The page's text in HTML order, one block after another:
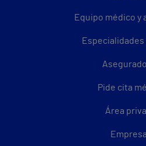
Equipo médico y
Especialidades
Pide cita
Área